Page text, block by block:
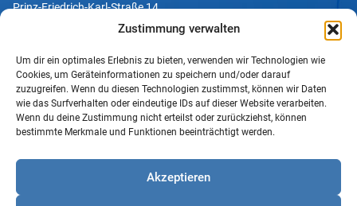
Zustimmung verwalten
Um dir ein optimales Erlebnis zu bieten, verwenden wir Technologien wie
Cookies, um Geräteinformationen zu speichern und/oder darauf
zuzugreifen. Wenn du diesen Technologien zustimmst, können wir Daten
wie das Surfverhalten oder eindeutige IDs auf dieser Website verarbeiten.
Wenn du deine Zustimmung nicht erteilst oder zurückziehst, können
bestimmte Merkmale und Funktionen beeinträchtigt werden.
Akzeptieren
Prinz-Friedrich-Karl-Straße 14
Tel. +49 231 952052-10
Fax +49 231 952052-60
e-Mail info@uv-do.de
Internet www.uv-do.de
Impressum